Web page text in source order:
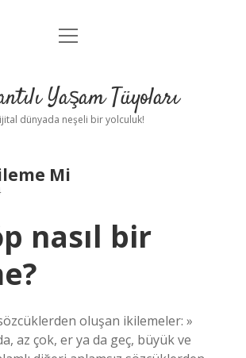
Anasayfa
Yasal Uyarı
menüyü
Yaşam Tüyoları
dünyada neşeli bir yolculuk!
Mi
nasıl bir
oluşan ikilemeler: »
az çok, er ya da geç, büyük ve